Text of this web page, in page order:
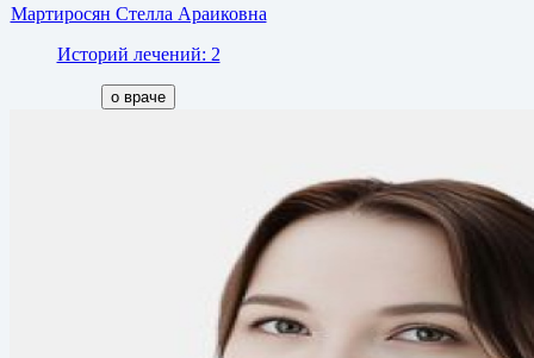
Мартиросян Стелла Араиковна
Историй лечений: 2
о враче